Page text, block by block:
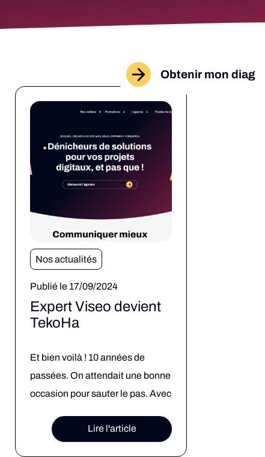
Obtenir mon diag
Nos actualités
Publié le 17/09/2024
Expert Viseo devient
TekoHa
Et bien voilà ! 10 années de
passées. On attendait une bonne
occasion pour sauter le pas. Avec
c’était le moment. Pour ceux qui
Lire l'article